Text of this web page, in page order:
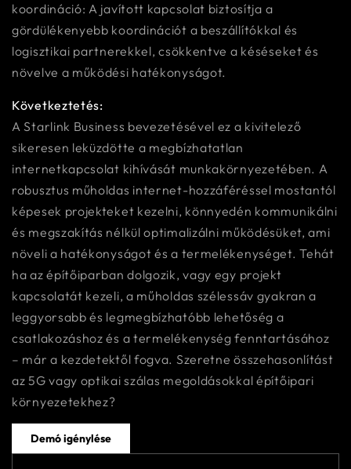
koordináció: A javított kapcsolat biztosítja a
gördülékenyebb koordinációt a beszállítókkal és
logisztikai partnerekkel, csökkentve a késéseket és
növelve a működési hatékonyságot.
Következtetés:
A Starlink Business bevezetésével ez a kivitelező
sikeresen leküzdötte a megbízhatatlan
internetkapcsolat kihívását munkakörnyezetében. A
robusztus műholdas internet-hozzáféréssel mostantól
képesek projekteket kezelni, könnyedén kommunikálni
és megszakítás nélkül optimalizálni működésüket, ami
növeli a hatékonyságot és a termelékenységet. Tehát
ha az építőiparban dolgozik, vagy egy projekt
kapcsolatát kezeli, a műholdas szélessáv gyakran a
leggyorsabb és legmegbízhatóbb lehetőség a
csatlakozáshoz és a termelékenység fenntartásához
– már a kezdetektől fogva. Szeretne összehasonlítást
az 5G vagy optikai szálas megoldásokkal építőipari
környezetekhez?
Demó igénylése